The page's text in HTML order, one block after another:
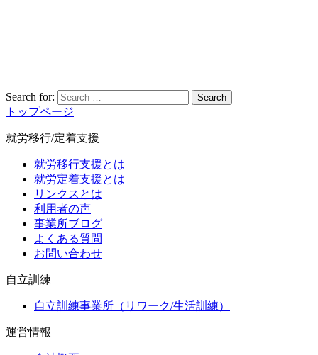
Search for: Search
トップページ
就労移行/定着支援
就労移行支援とは
就労定着支援とは
リンクスとは
利用者の声
事業所ブログ
よくある質問
お問い合わせ
自立訓練
自立訓練事業所（リワーク/生活訓練）
運営情報